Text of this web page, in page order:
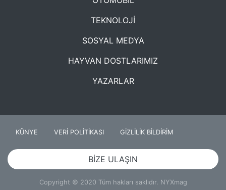
TEKNOLOJİ
SOSYAL MEDYA
HAYVAN DOSTLARIMIZ
YAZARLAR
KÜNYE VERİ POLİTİKASI GİZLİLİK BİLDİRİM
BİZE ULAŞIN
Copyright © 2020 Tüm hakları saklıdır. NYXmag